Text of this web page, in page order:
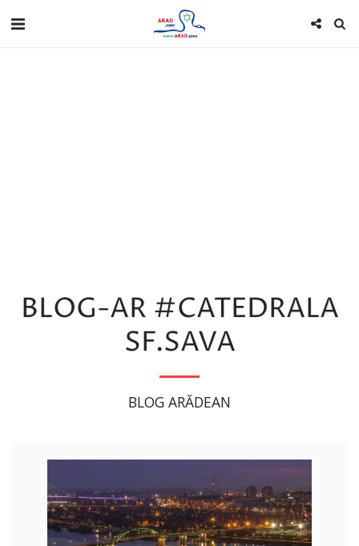
BLOG-AR #CATEDRALA
SF.SAVA
BLOG ARĂDEAN